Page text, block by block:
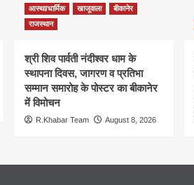
आस्था/धार्मिक खाजूवाला
बीकानेर
राजस्थान
श्री शिव पार्वती नंदीश्वर धाम के
स्थापना दिवस, जागरण व प्रतिभा
सम्मान समारोह के पोस्टर का बीकानेर
में विमोचन
R.Khabar Team August 8, 2026